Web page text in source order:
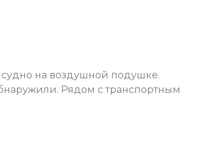
на воздушной подушке.
Рядом с транспортным